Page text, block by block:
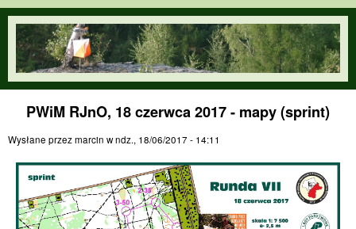
Przejdź do treści
orienteering.waw.pl
PWiM RJnO, 18 czerwca 2017 - mapy (sprint)
Wysłane przezmarcin wndz., 18/06/2017 - 14:11